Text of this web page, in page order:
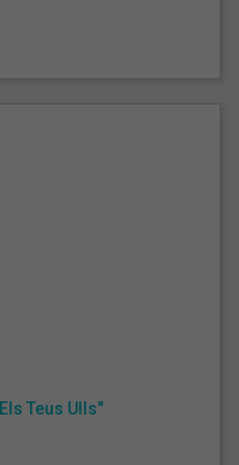
Teus Ulls"